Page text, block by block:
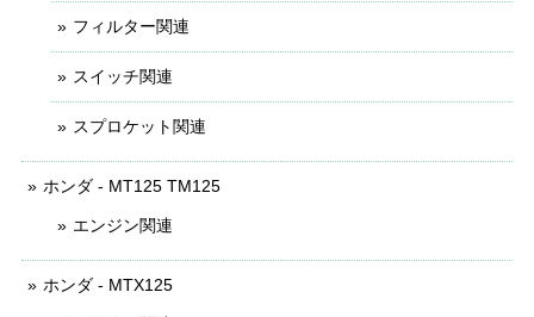
フィルター関連
スイッチ関連
スプロケット関連
ホンダ - MT125 TM125
エンジン関連
ホンダ - MTX125